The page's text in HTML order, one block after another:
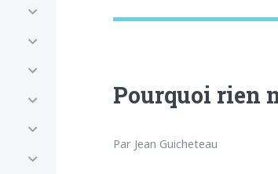
Pourquoi rien
Par Jean Guicheteau